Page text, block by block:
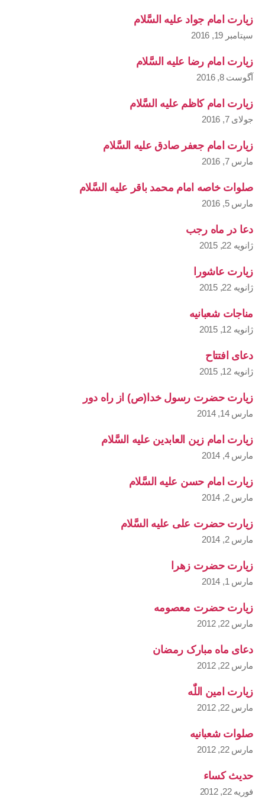
زیارت امام جواد علیه السَّلام
سپتامبر 19, 2016
زیارت امام رضا علیه السَّلام
آگوست 8, 2016
زیارت امام کاظم علیه السَّلام
جولای 7, 2016
زیارت امام جعفر صادق علیه السَّلام
مارس 7, 2016
صلوات خاصه امام محمد باقر علیه السَّلام
مارس 5, 2016
دعا در ماه رجب
ژانویه 22, 2015
زیارت عاشورا
ژانویه 22, 2015
مناجات شعبانیه
ژانویه 12, 2015
دعای افتتاح
ژانویه 12, 2015
زیارت حضرت رسول خدا(ص) از راه دور
مارس 14, 2014
زیارت امام زین العابدین علیه السَّلام
مارس 4, 2014
زیارت امام حسن علیه السَّلام
مارس 2, 2014
زیارت حضرت علی علیه السَّلام
مارس 2, 2014
زیارت حضرت زهرا
مارس 1, 2014
زیارت حضرت معصومه
مارس 22, 2012
دعای ماه مبارک رمضان
مارس 22, 2012
زیارت امین اللّٰه
مارس 22, 2012
صلوات شعبانیه
مارس 22, 2012
حدیث کساء
فوریه 22, 2012